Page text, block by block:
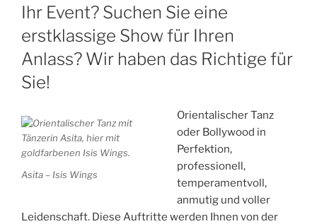
Ihr Event? Suchen Sie eine
erstklassige Show für Ihren
Anlass? Wir haben das Richtige für
Sie!
Asita – Isis Wings
Orientalischer Tanz
oder Bollywood in
Perfektion,
professionell,
temperamentvoll,
anmutig und voller
Leidenschaft. Diese Auftritte werden Ihnen von der